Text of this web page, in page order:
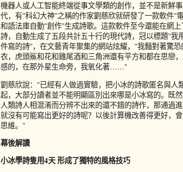
機器人或人工智能終端從事文學類的創作，並不是新鮮
代，有"科幻大神"之稱的作家劉慈欣就研發了一款軟件"
和語法庫自動"創作"生成詩歌。這款軟件至今還能在網
詩，自動生成了五段共計五十行的現代詩，冠以標題"我
件寫的詩"，在文藝青年聚集的網站炫耀，"我麵對著驚
衣，虎頭鯊和花和雞尾酒和三角洲還有平方和都在思戀
感的，在那外星生命旁，我氧化著……"
劉慈欣說："已經有人做過實驗，把小冰的詩歌匿名與人
起，大部分讀者並不能明顯區別出來哪是小冰寫的。既
人類詩人相混淆而分辨不出來的還不錯的詩作，那通過
就沒有可能寫出更好的詩呢？以後計算機改善得更好，
思維。"
幕後解讀
小冰學詩隻用4天 形成了獨特的風格技巧